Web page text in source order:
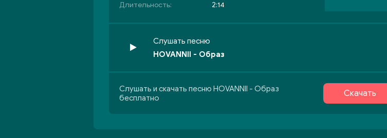
Длительность:
2:14
Слушать песню
HOVANNII - Образ
Слушать и скачать песню HOVANNII - Образ
бесплатно
Скачать